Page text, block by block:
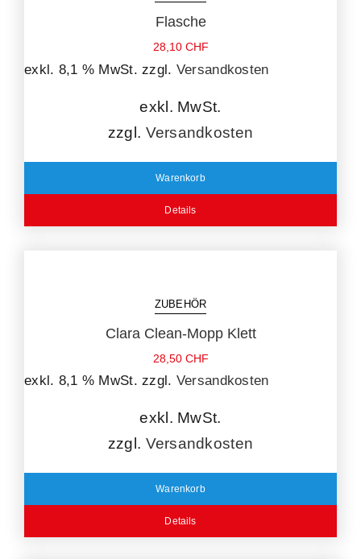
Flasche
28,10 CHF
exkl. 8,1 % MwSt. zzgl. Versandkosten
exkl. MwSt.
zzgl. Versandkosten
Warenkorb
Details
ZUBEHÖR
Clara Clean-Mopp Klett
28,50 CHF
exkl. 8,1 % MwSt. zzgl. Versandkosten
exkl. MwSt.
zzgl. Versandkosten
Warenkorb
Details